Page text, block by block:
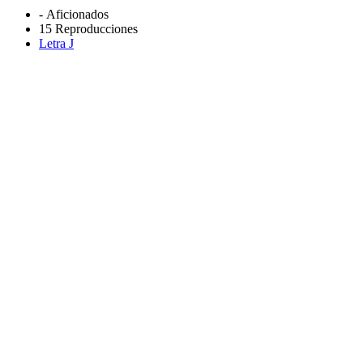
- Aficionados
15 Reproducciones
Letra J